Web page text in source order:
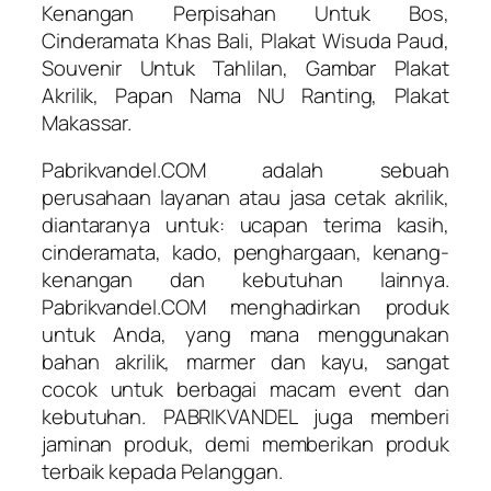
Kenangan Perpisahan Untuk Bos,
Cinderamata Khas Bali, Plakat Wisuda Paud,
Souvenir Untuk Tahlilan, Gambar Plakat
Akrilik, Papan Nama NU Ranting, Plakat
Makassar.
Pabrikvandel.COM adalah sebuah
perusahaan layanan atau jasa cetak akrilik,
diantaranya untuk: ucapan terima kasih,
cinderamata, kado, penghargaan, kenang-
kenangan dan kebutuhan lainnya.
Pabrikvandel.COM menghadirkan produk
untuk Anda, yang mana menggunakan
bahan akrilik, marmer dan kayu, sangat
cocok untuk berbagai macam event dan
kebutuhan. PABRIKVANDEL juga memberi
jaminan produk, demi memberikan produk
terbaik kepada Pelanggan.